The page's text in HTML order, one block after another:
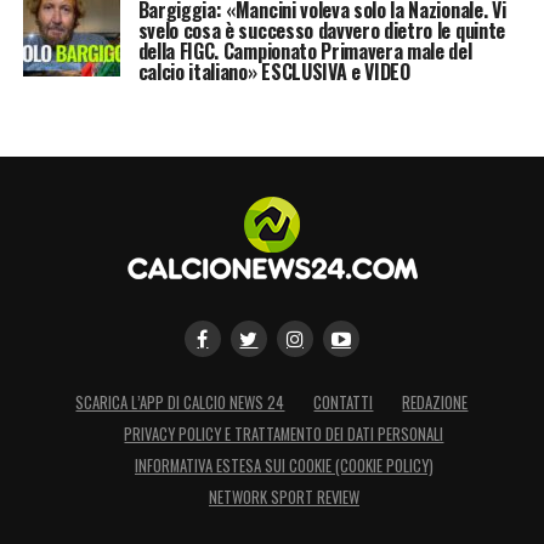
qualche problema fisico».
Bargiggia: «Mancini voleva solo la Nazionale. Vi
svelo cosa è successo davvero dietro le quinte
della FIGC. Campionato Primavera male del
calcio italiano» ESCLUSIVA e VIDEO
SCARICA L’APP DI CALCIO NEWS 24 CONTATTI
REDAZIONE
PRIVACY POLICY E TRATTAMENTO DEI DATI PERSONALI
INFORMATIVA ESTESA SUI COOKIE (COOKIE POLICY)
NETWORK SPORT REVIEW